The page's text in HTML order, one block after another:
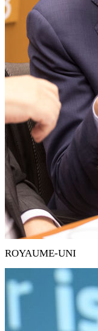
ROYAUME-UNI